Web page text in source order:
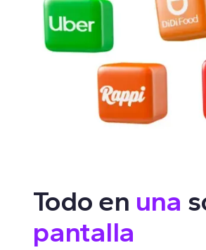
Todo en una
pantalla